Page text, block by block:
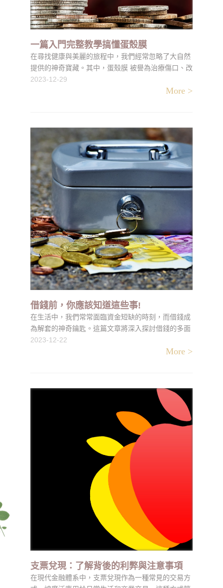
一篇入門完整教學搞懂蛋殼膜
在尋找健康與美麗的旅程中，我們經常忽略了大自然
提供的神奇寶藏。其中，蛋殼膜 被譽為治療傷口、改
善關節疼痛的秘密武器，其潛力自古便備受推崇。現
在，讓我們一同揭開這個被時間深埋的寶藏，看看它
2023-12-29
More >
借錢前，你應該知道這些事!
在生活中，我們常常面臨資金短缺的時刻，而借錢成
為解套的神奇鑰匙。這篇文章將深入探討借錢的多面
向，揭示其中的優勢，讓您對借錢有更全面的了解，
2023-12-22
More >
支票兌現：了解背後的利弊與注意事項
在現代金融體系中，支票兌現作為一種常見的交易方